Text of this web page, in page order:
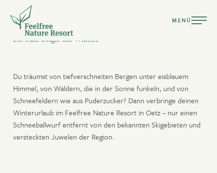
MENÜ
DEUTSCH
ENGLISH
ÖTZTAL-URLAUB IM SCHNEE
Die stille Magie des Winters
Du träumst von tiefverschneiten Bergen unter eisblauem
Himmel, von Wäldern, die in der Sonne funkeln, und von
Schneefeldern wie aus Puderzucker? Dann verbringe deinen
Winterurlaub im Feelfree Nature Resort in Oetz – nur einen
Schneeballwurf entfernt von den bekannten Skigebieten und
versteckten Juwelen der Region.